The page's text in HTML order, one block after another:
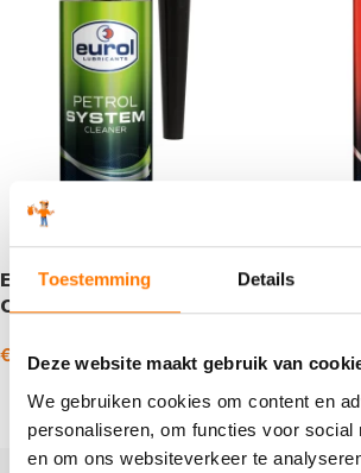
Toestemming Details
Deze website maakt gebruik van
We gebruiken cookies om content en
personaliseren, om functies voor social
en om ons websiteverkeer te
Eurol Petrol System
Cleaner
€ 7,99 €44,77 incl. BTW
Opties selecteren
Eurol
€9,68 -€
Opties